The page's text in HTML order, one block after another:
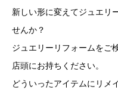
新しい形に変えてジュエリ
せんか？
ジュエリーリフォームをご
店頭にお持ちください。
どういったアイテムにリメ